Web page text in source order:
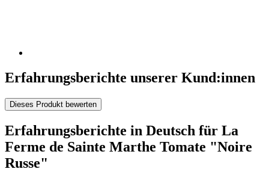
Erfahrungsberichte unserer Kund:innen
Dieses Produkt bewerten
Erfahrungsberichte in Deutsch für La
Ferme de Sainte Marthe Tomate "Noire
Russe"